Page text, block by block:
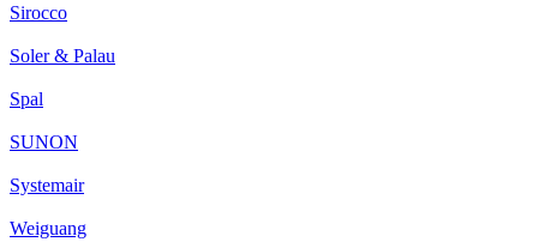
Sirocco
Soler & Palau
Spal
SUNON
Systemair
Weiguang